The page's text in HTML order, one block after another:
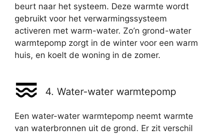
beurt naar het systeem. Deze warmte wordt
gebruikt voor het verwarmingssysteem
activeren met warm-water. Zo’n grond-water
warmtepomp zorgt in de winter voor een warm
huis, en koelt de woning in de zomer.
4. Water-water warmtepomp
Een water-water warmtepomp neemt warmte
van waterbronnen uit de grond. Er zit verschil